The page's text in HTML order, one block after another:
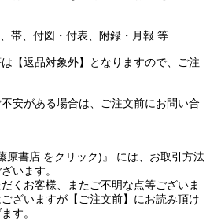
帯、付図・付表、附録・月報 等
【返品対象外】となりますので、ご注
安がある場合は、ご注文前にお問い合
書店 をクリック)』 には、お取引方法
います。
くお客様、またご不明な点等ございま
ざいますが【ご注文前】にお読み頂け
す。